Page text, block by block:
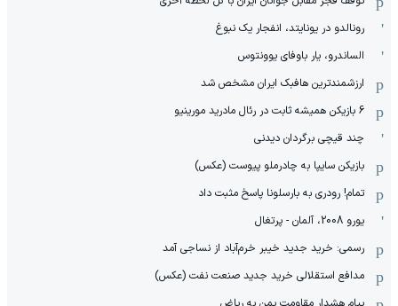
رونالدو در یونایتد، انفجار یک نبوغ
الساندرو، یار باوفای یوونتوس
ارزشمندترین هافبک ایران مشخص شد
6 بازیکن همیشه ثابت در رئال مادرید مورینیو
چند قیچی برگردان دیدنی
بازیکن سایپا به چادرملو پیوست (عکس)
تمام! رودری به بارسلونا پاسخ مثبت داد
یورو 2008، آلمان - پرتغال
رسمی: خرید جدید خیبر خرم‌آباد از نساجی آمد
مدافع استقلالی خرید جدید صنعت نفت (عکس)